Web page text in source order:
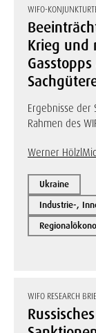
WIFO-
Krieg und
Ergebnisse der
Rahmen des
Werner Hölzl
Ukraine
Industrie-,
WIFO RESEARCH